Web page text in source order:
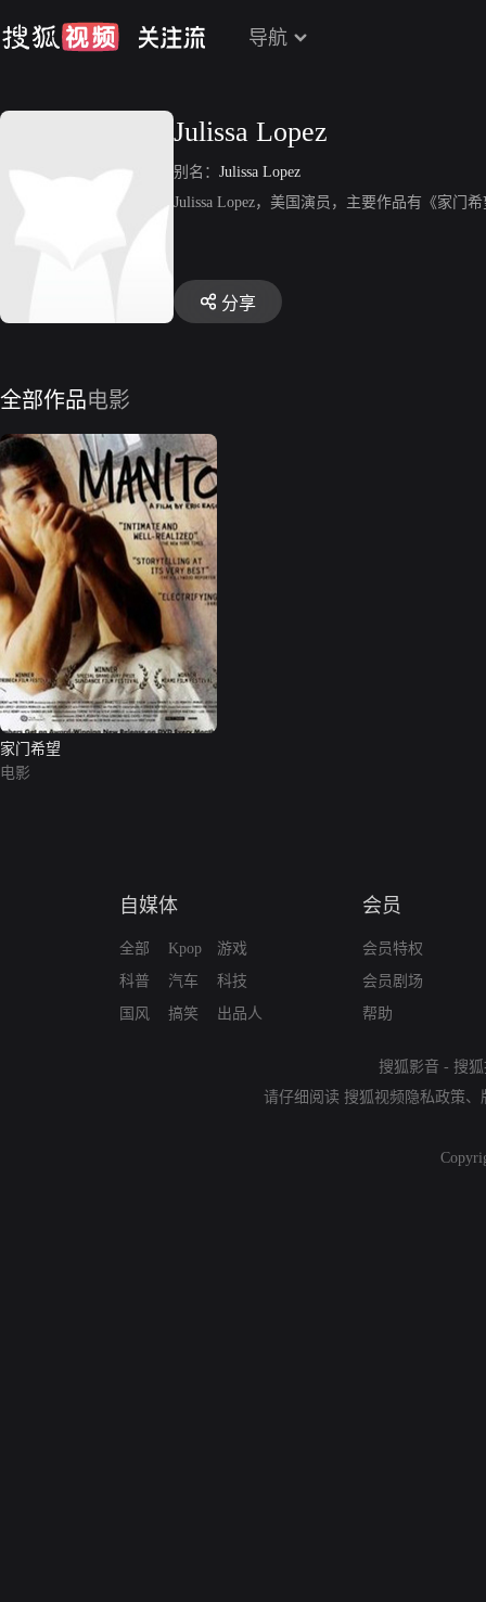
导航
Julissa Lopez
别名： Julissa Lopez
Julissa Lopez，美国演员，主要作品有《家门
分享
全部作品电影
家门希望
电影
自媒体
全部
科普
国风
Kpop
汽车
搞笑
游戏
科技
出品人
会员
会员特权
会员剧场
帮助
搜狐影音 - 搜
请仔细阅读 搜狐视频隐私政策、